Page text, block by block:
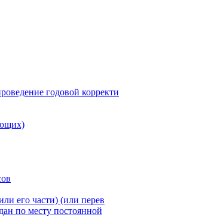
годовой корректи
его части) (или перев
по месту постоянной